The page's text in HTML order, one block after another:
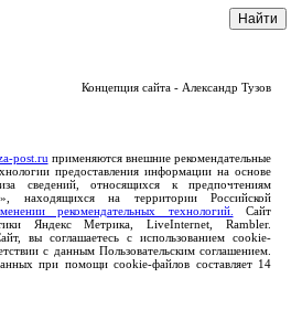
Концепция сайта - Александр Тузов
post.ru применяются внешние рекомендательные
предоставления информации на основе
сведений, относящихся к предпочтениям
находящихся на территории Российской
рекомендательных технологий.
Сайт
Яндекс Метрика, LiveInternet, Rambler.
вы соглашаетесь с использованием cookie-
с данным Пользовательским соглашением.
при помощи cookie-файлов составляет 14